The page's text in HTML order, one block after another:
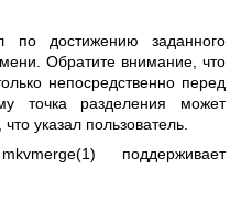
по достижению заданного
Обратите внимание, что
непосредственно перед
точка разделения может
указал пользователь.
mkvmerge(1) поддерживает